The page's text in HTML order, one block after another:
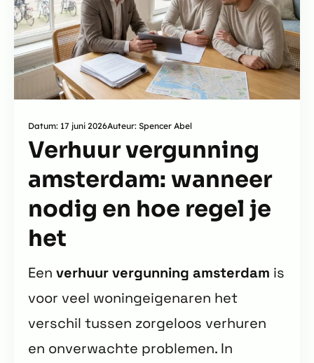
Datum: 17 juni 2026Auteur: Spencer Abel
Verhuur vergunning
amsterdam: wanneer
nodig en hoe regel je
het
Een verhuur vergunning amsterdam is
voor veel woningeigenaren het
verschil tussen zorgeloos verhuren
en onverwachte problemen. In